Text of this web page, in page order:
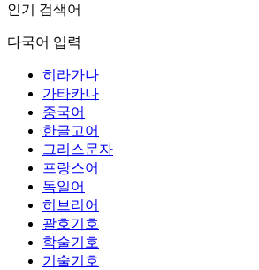
인기 검색어
다국어 입력
히라가나
가타카나
중국어
한글고어
그리스문자
프랑스어
독일어
히브리어
괄호기호
학술기호
기술기호